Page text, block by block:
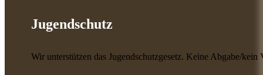
Jugendschutz
Wir unterstützen das Jugendschutzgesetz. Keine Abgabe/